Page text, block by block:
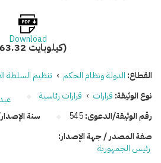
Download
(163.32 كيلوبايت)
القطاع: الدولة ونظام الحكم › تنظيم السلطة
نوع الوثيقة: قرارات › قرارات رئاسية
رقم الوثيقة/الدعوى:545 سنة
صفة المصدر / جهة الإصدار:
رئيس الجمهورية